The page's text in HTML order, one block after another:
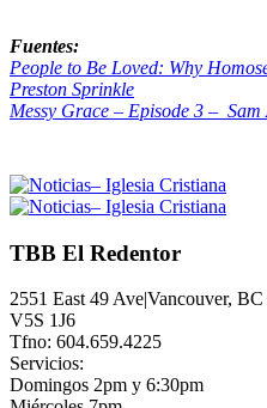
Fuentes:
People to Be Loved: Why
Preston Sprinkle
Messy Grace – Episode 3 –
TBB El Redentor
2551 East 49 Ave|Vancouver, BC
V5S 1J6
Tfno: 604.659.4225
Servicios:
Domingos 2pm y 6:30pm